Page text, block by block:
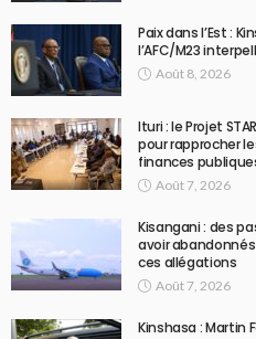
Paix dans l’Est :
l’AFC/M23
Août 8, 2026
Ituri : le Projet
pour rapprocher
finances
Août 7, 2026
Kisangani : des
avoir
ces allégations
Août 7, 2026
Kinshasa : Martin